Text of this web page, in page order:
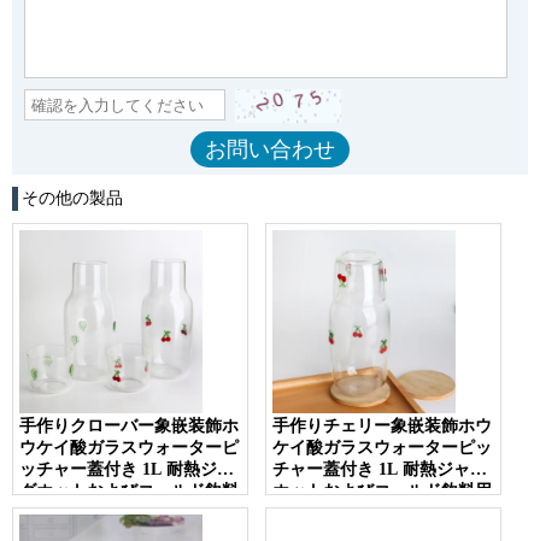
その他の製品
手作りクローバー象嵌装飾ホ
ウケイ酸ガラスウォーターピ
ッチャー蓋付き 1L 耐熱ジャ
グホットおよびコールド飲料
用ガラス蓋付き
手作りチェリー象嵌装飾ホウ
ケイ酸ガラスウォーターピッ
チャー蓋付き 1L 耐熱ジャグ
ホットおよびコールド飲料用
ガラス蓋付き